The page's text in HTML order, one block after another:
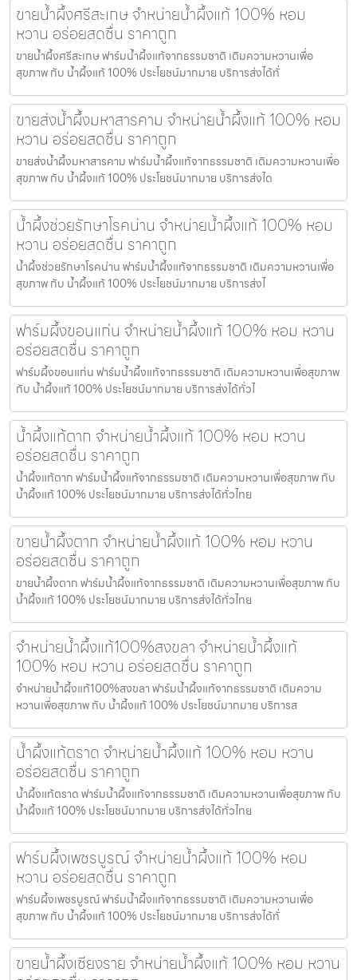
ขายน้ำผึ้งศรีสะเกษ จำหน่ายน้ำผึ้งแท้ 100% หอม
หวาน อร่อยสดชื่น ราคาถูก
ขายน้ำผึ้งศรีสะเกษ ฟาร์มน้ำผึ้งแท้จากธรรมชาติ เติมความหวานเพื่อ
สุขภาพ กับ น้ำผึ้งแท้ 100% ประโยชน์มากมาย บริการส่งได้ทั่
ขายส่งน้ำผึ้งมหาสารคาม จำหน่ายน้ำผึ้งแท้ 100% หอม
หวาน อร่อยสดชื่น ราคาถูก
ขายส่งน้ำผึ้งมหาสารคาม ฟาร์มน้ำผึ้งแท้จากธรรมชาติ เติมความหวานเพื่อ
สุขภาพ กับ น้ำผึ้งแท้ 100% ประโยชน์มากมาย บริการส่งได
น้ำผึ้งช่วยรักษาโรคน่าน จำหน่ายน้ำผึ้งแท้ 100% หอม
หวาน อร่อยสดชื่น ราคาถูก
น้ำผึ้งช่วยรักษาโรคน่าน ฟาร์มน้ำผึ้งแท้จากธรรมชาติ เติมความหวานเพื่อ
สุขภาพ กับ น้ำผึ้งแท้ 100% ประโยชน์มากมาย บริการส่งไ
ฟาร์มผึ้งขอนแก่น จำหน่ายน้ำผึ้งแท้ 100% หอม หวาน
อร่อยสดชื่น ราคาถูก
ฟาร์มผึ้งขอนแก่น ฟาร์มน้ำผึ้งแท้จากธรรมชาติ เติมความหวานเพื่อสุขภาพ
กับ น้ำผึ้งแท้ 100% ประโยชน์มากมาย บริการส่งได้ทั่วไ
น้ำผึ้งแท้ตาก จำหน่ายน้ำผึ้งแท้ 100% หอม หวาน
อร่อยสดชื่น ราคาถูก
น้ำผึ้งแท้ตาก ฟาร์มน้ำผึ้งแท้จากธรรมชาติ เติมความหวานเพื่อสุขภาพ กับ
น้ำผึ้งแท้ 100% ประโยชน์มากมาย บริการส่งได้ทั่วไทย
ขายน้ำผึ้งตาก จำหน่ายน้ำผึ้งแท้ 100% หอม หวาน
อร่อยสดชื่น ราคาถูก
ขายน้ำผึ้งตาก ฟาร์มน้ำผึ้งแท้จากธรรมชาติ เติมความหวานเพื่อสุขภาพ กับ
น้ำผึ้งแท้ 100% ประโยชน์มากมาย บริการส่งได้ทั่วไทย
จำหน่ายน้ำผึ้งแท้100%สงขลา จำหน่ายน้ำผึ้งแท้
100% หอม หวาน อร่อยสดชื่น ราคาถูก
จำหน่ายน้ำผึ้งแท้100%สงขลา ฟาร์มน้ำผึ้งแท้จากธรรมชาติ เติมความ
หวานเพื่อสุขภาพ กับ น้ำผึ้งแท้ 100% ประโยชน์มากมาย บริการส
น้ำผึ้งแท้ตราด จำหน่ายน้ำผึ้งแท้ 100% หอม หวาน
อร่อยสดชื่น ราคาถูก
น้ำผึ้งแท้ตราด ฟาร์มน้ำผึ้งแท้จากธรรมชาติ เติมความหวานเพื่อสุขภาพ กับ
น้ำผึ้งแท้ 100% ประโยชน์มากมาย บริการส่งได้ทั่วไทย
ฟาร์มผึ้งเพชรบูรณ์ จำหน่ายน้ำผึ้งแท้ 100% หอม
หวาน อร่อยสดชื่น ราคาถูก
ฟาร์มผึ้งเพชรบูรณ์ ฟาร์มน้ำผึ้งแท้จากธรรมชาติ เติมความหวานเพื่อ
สุขภาพ กับ น้ำผึ้งแท้ 100% ประโยชน์มากมาย บริการส่งได้ทั่
ขายน้ำผึ้งเชียงราย จำหน่ายน้ำผึ้งแท้ 100% หอม หวาน